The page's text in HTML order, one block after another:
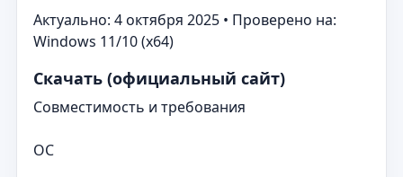
Актуально: 4 октября 2025 • Проверено на:
Windows 11/10 (x64)
Скачать (официальный сайт)
Совместимость и требования
ОС